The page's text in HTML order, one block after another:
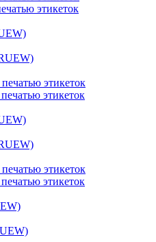
этикеток
этикеток
этикеток
этикеток
этикеток